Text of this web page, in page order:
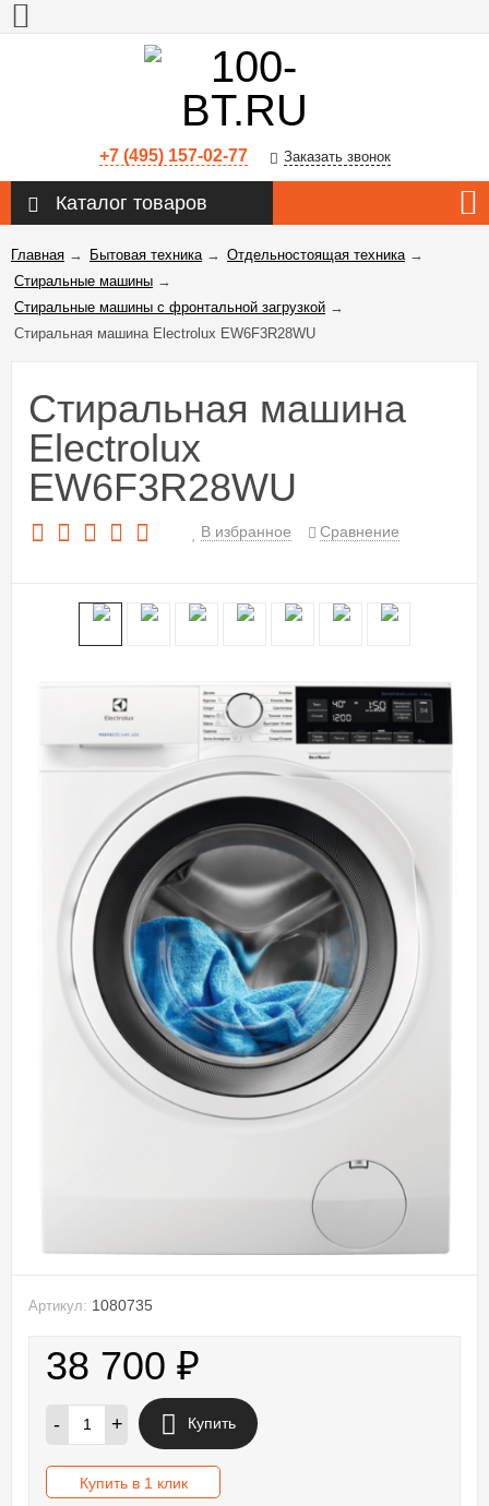
+7 (495) 157-02-77 Заказать звонок
Каталог товаров
Главная → Бытовая техника→ Отдельностоящая техника→
Стиральные машины →
Стиральные машины с фронтальной загрузкой →
Стиральная машина Electrolux EW6F3R28WU
Стиральная машина
Electrolux
EW6F3R28WU
В избранное Сравнение
Артикул: 1080735
38 700 ₽
- + Купить
Купить в 1 клик